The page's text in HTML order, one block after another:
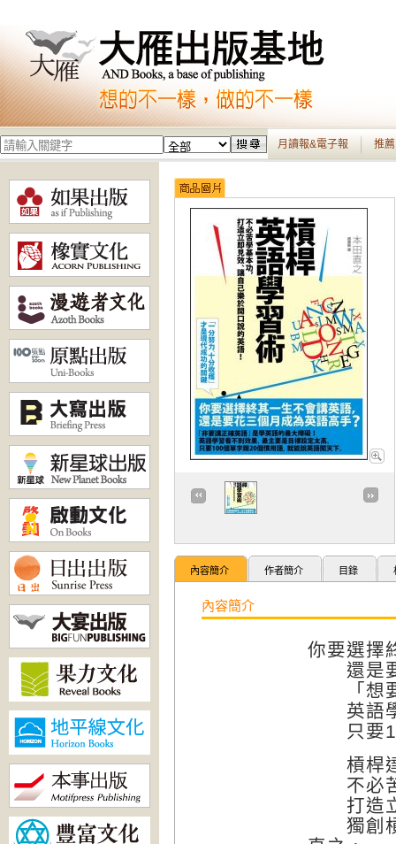
月讀報&電子報 推
內容簡介 作者簡介 目錄
內容簡介
你要選擇
還是要
「想要
英語學
只要
槓桿達
不必苦
打造立
獨創槓